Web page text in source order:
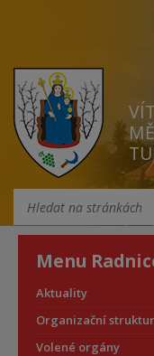
Menu
Aktuality
Organizační
Volené orgány